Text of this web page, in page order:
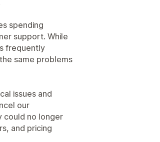
spending
support. While
frequently
same problems
issues and
our
could no longer
and pricing